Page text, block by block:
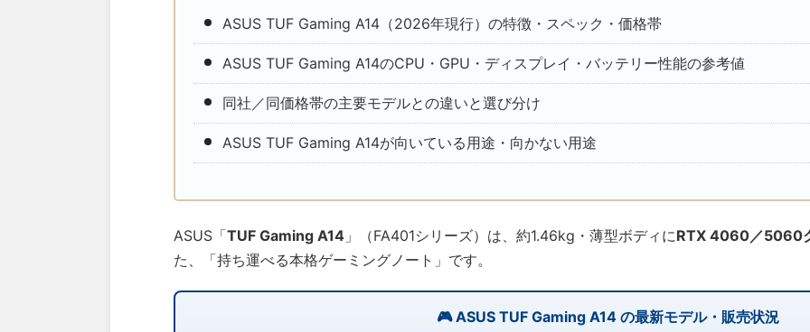
ASUS TUF Gaming A14（2026年現行）の特徴・スペック・価格帯
ASUS TUF Gaming A14のCPU・GPU・ディスプレイ・バッテリー性能の参考値
同社／同価格帯の主要モデルとの違いと選び分け
ASUS TUF Gaming A14が向いている用途・向かない用途
ASUS「TUF Gaming A14 」（FA401シリーズ）は、約1.46kg・薄型ボディにRTX 4060／5060
た、「持ち運べる本格ゲーミングノート」です。
🎮 ASUS TUF Gaming A14 の最新モデル・販売状況